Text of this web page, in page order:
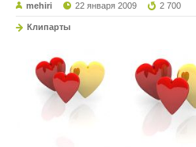
mehiri 22 января 2009 2 700
Клипарты